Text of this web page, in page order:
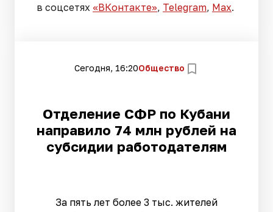
в соцсетях «ВКонтакте», Telegram, Мах.
Сегодня, 16:20Общество
Отделение СФР по Кубани
направило 74 млн рублей на
субсидии работодателям
За пять лет более 3 тыс. жителей